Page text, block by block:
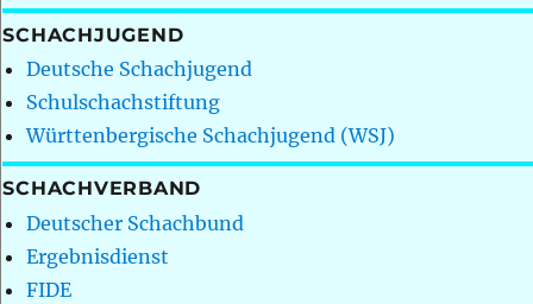
SCHACHJUGEND
Deutsche Schachjugend
Schulschachstiftung
Württenbergische Schachjugend (WSJ)
SCHACHVERBAND
Deutscher Schachbund
Ergebnisdienst
FIDE